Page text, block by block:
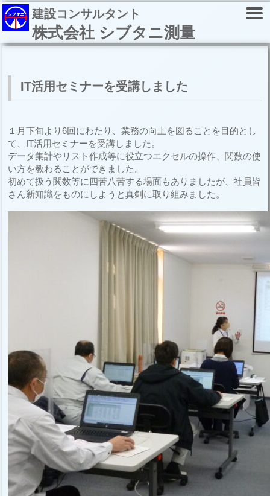
建設コンサルタント
株式会社 シブタニ測量
IT活用セミナーを受講しました
１月下旬より6回にわたり、業務の向上を図ることを目的とし
て、IT活用セミナーを受講しました。
データ集計やリスト作成等に役立つエクセルの操作、関数の使
い方を教わることができました。
初めて扱う関数等に四苦八苦する場面もありましたが、社員皆
さん新知識をものにしようと真剣に取り組みました。